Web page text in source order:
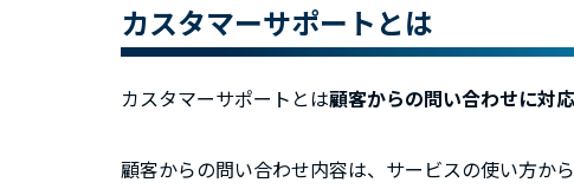
カスタマーサポートとは
カスタマーサポートとは顧客からの問い合わせに対
顧客からの問い合わせ内容は、サービスの使い方か